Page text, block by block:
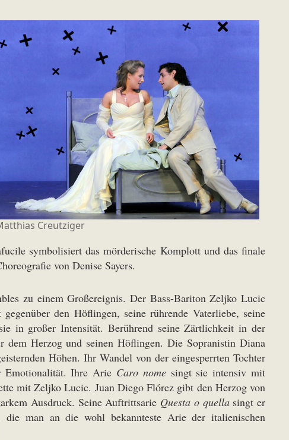
Creutziger
symbolisiert das mörderische Komplott und das finale
von Denise Sayers.
zu einem Großereignis. Der Bass-Bariton Zeljko Lucic
den Höflingen, seine rührende Vaterliebe, seine
in großer Intensität. Berührend seine Zärtlichkeit in der
dem Herzog und seinen Höflingen. Die Sopranistin Diana
Höhen. Ihr Wandel von der eingesperrten Tochter
Emotionalität. Ihre Arie Caro nomesingt sie intensiv mit
mit Zeljko Lucic. Juan Diego Flórez gibt den Herzog von
Ausdruck. Seine Auftrittsarie Questa o quella singt er
die man an die wohl bekannteste Arie der italienischen